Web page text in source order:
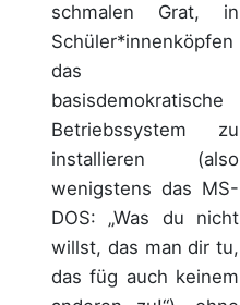
schmalen Grat, in
Schüler*innenköpfen
das
basisdemokratische
Betriebssystem zu
installieren (also
wenigstens das MS-
DOS: „Was du nicht
willst, das man dir tu,
das füg auch keinem